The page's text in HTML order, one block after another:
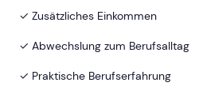
✓ Zusätzliches Einkommen
✓ Abwechslung zum Berufsalltag
✓ Praktische Berufserfahrung